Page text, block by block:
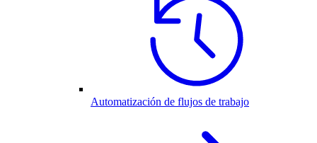
Automatización de flujos de trabajo